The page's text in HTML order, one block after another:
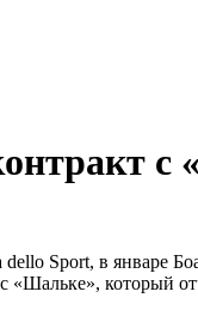
с
Sport, в январе
«Шальке», который